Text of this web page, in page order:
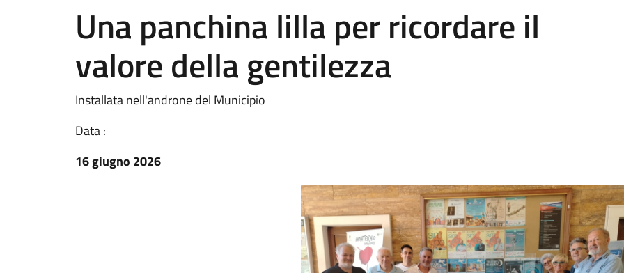
Una panchina lilla per ricordare il
valore della gentilezza
Installata nell'androne del Municipio
Data :
16 giugno 2026